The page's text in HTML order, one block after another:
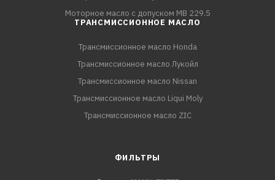
Моторное масло с допуском MB 229.5
ТРАНСМИССИОННОЕ МАСЛО
Трансмиссионное масло Honda
Трансмиссионное масло Лукойл
Трансмиссионное масло Nissan
Трансмиссионное масло Liqui Moly
Трансмиссионное масло ZIC
ФИЛЬТРЫ